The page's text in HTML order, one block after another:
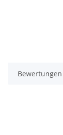
Bewertungen